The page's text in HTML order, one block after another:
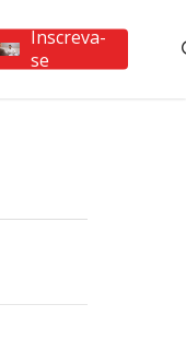
Inscreva-
se